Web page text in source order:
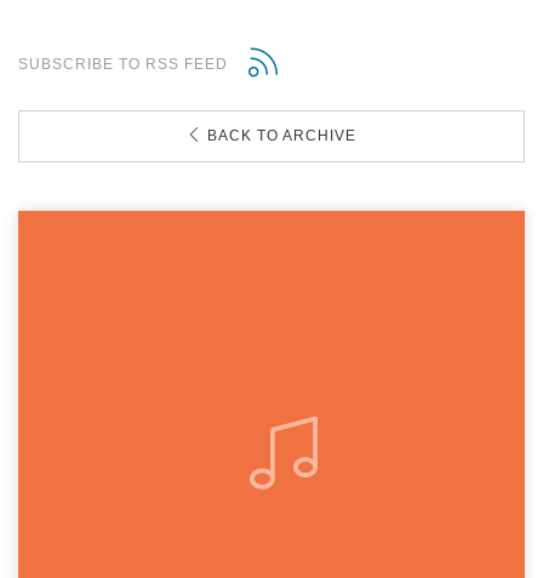
SUBSCRIBE TO RSS FEED
BACK TO ARCHIVE